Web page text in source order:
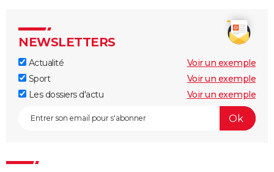
NEWSLETTERS
Actualité
Voir un exemple
Sport
Voir un exemple
Les dossiers d'actu
Voir un exemple